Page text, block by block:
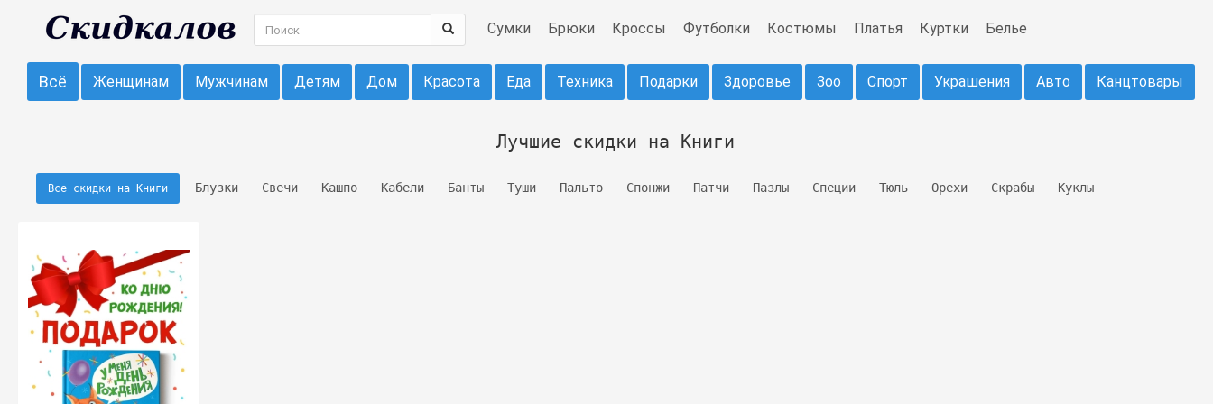
Сумки Брюки Кроссы Футболки Костюмы Платья Куртки Белье
Всё Женщинам Мужчинам Детям Дом Красота Еда Техника Подарки Здоровье Зоо Спорт Украшения Авто Канцтовары
Лучшие скидки на Книги
Все скидки на Книги Блузки Свечи Кашпо Кабели Банты Туши Пальто Спонжи Патчи Пазлы Специи Тюль Орехи Скрабы Куклы